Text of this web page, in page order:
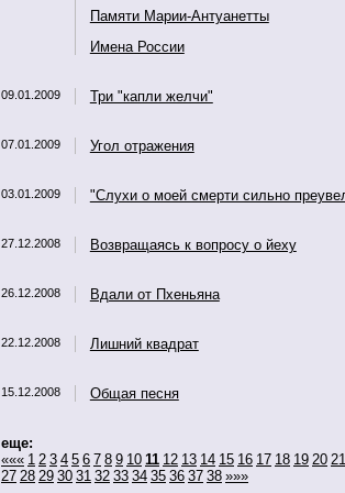
Памяти Марии-Антуанетты
Имена России
09.01.2009 Три "капли желчи"
07.01.2009 Угол отражения
03.01.2009 "Слухи о моей смерти сильно
27.12.2008 Возвращаясь к вопросу о йеху
26.12.2008 Вдали от Пхеньяна
22.12.2008 Лишний квадрат
15.12.2008 Общая песня
еще:
««« 1 2 3 4 5 6 7 8 9 10 11 12 13 14 15 16 17 18 19 20 21
27 28 29 30 31 32 33 34 35 36 37 38 »»»